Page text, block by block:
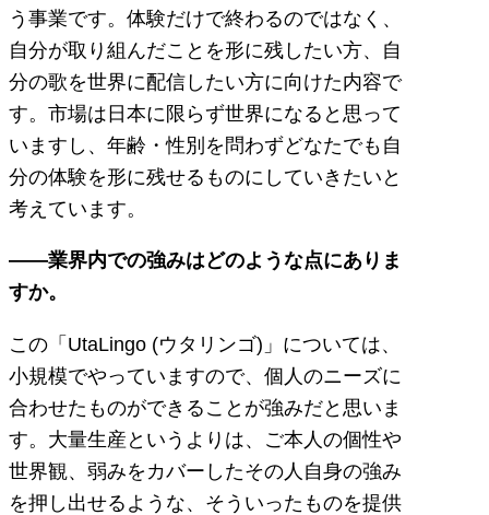
う事業です。体験だけで終わるのではなく、
自分が取り組んだことを形に残したい方、自
分の歌を世界に配信したい方に向けた内容で
す。市場は日本に限らず世界になると思って
いますし、年齢・性別を問わずどなたでも自
分の体験を形に残せるものにしていきたいと
考えています。
――業界内での強みはどのような点にありま
すか。
この「UtaLingo (ウタリンゴ)」については、
小規模でやっていますので、個人のニーズに
合わせたものができることが強みだと思いま
す。大量生産というよりは、ご本人の個性や
世界観、弱みをカバーしたその人自身の強み
を押し出せるような、そういったものを提供